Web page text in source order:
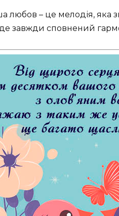
любов – це мелодія, яка
завжди сповнений